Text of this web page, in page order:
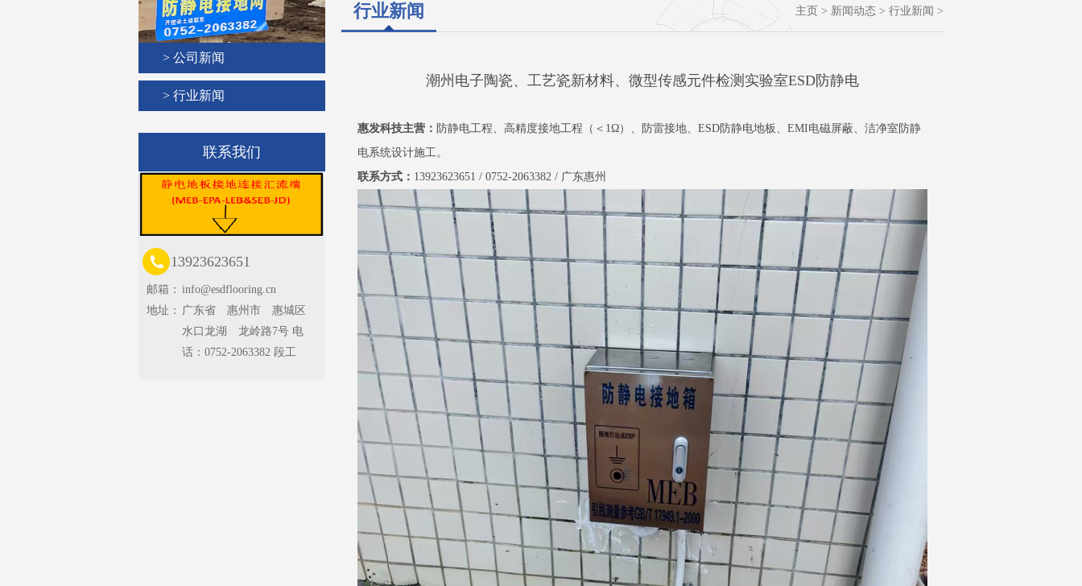
> 公司新闻
> 行业新闻
联系我们
13923623651
邮箱： info@esdflooring.cn
地址： 广东省 惠州市 惠城区
水口龙湖 龙岭路7号 电
话：0752-2063382 段工
行业新闻 主页 > 新闻动态 > 行业新闻 >
潮州电子陶瓷、工艺瓷新材料、微型传感元件检测实验室ESD防静电
惠发科技主营： 防静电工程、高精度接地工程（＜1Ω）、防雷接地、ESD防静电地板、EMI电磁屏蔽、洁净室防静
电系统设计施工。
联系方式： 13923623651 / 0752-2063382 / 广东惠州